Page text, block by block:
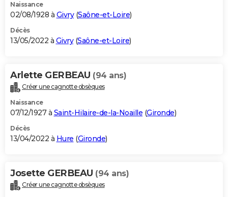
Naissance
02/08/1928 à Givry(Saône-et-Loire)
Décès
13/05/2022 à Givry(Saône-et-Loire)
Arlette GERBEAU (94 ans)
Créer une cagnotte obsèques
Naissance
07/12/1927 à Saint-Hilaire-de-la-Noaille (Gironde)
Décès
13/04/2022 à Hure (Gironde)
Josette GERBEAU (94 ans)
Créer une cagnotte obsèques